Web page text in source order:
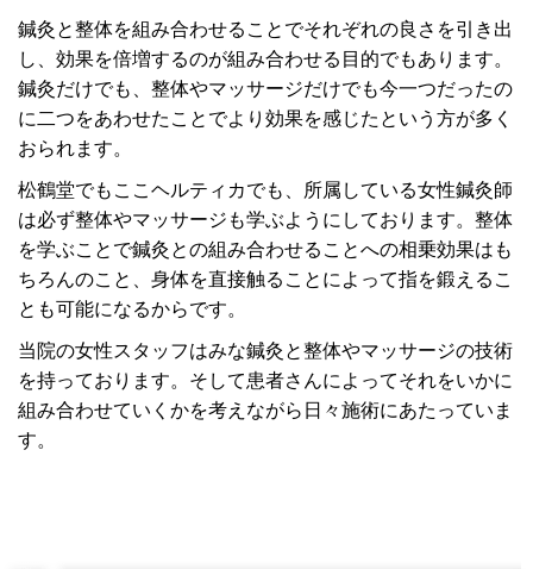
鍼灸と整体を組み合わせることでそれぞれの良さを引き出
し、 効果を倍増するのが組み合わせる目的でもあります。
鍼灸だけでも、整体やマッサージだけでも今一つだったの
に二つをあわせたことでより効果を感じたという方が多く
おられます。
松鶴堂でもここヘルティカでも、所属している女性鍼灸師
は必ず整体やマッサージも学ぶようにしております。 整体
を学ぶことで鍼灸との組み合わせることへの相乗効果はも
ちろんのこと、 身体を直接触ることによって指を鍛えるこ
とも可能になるからです。
当院の女性スタッフはみな鍼灸と整体やマッサージの技術
を持っております。そして患者さんによってそれをいかに
組み合わせていくかを考えながら日々施術にあたっていま
す。